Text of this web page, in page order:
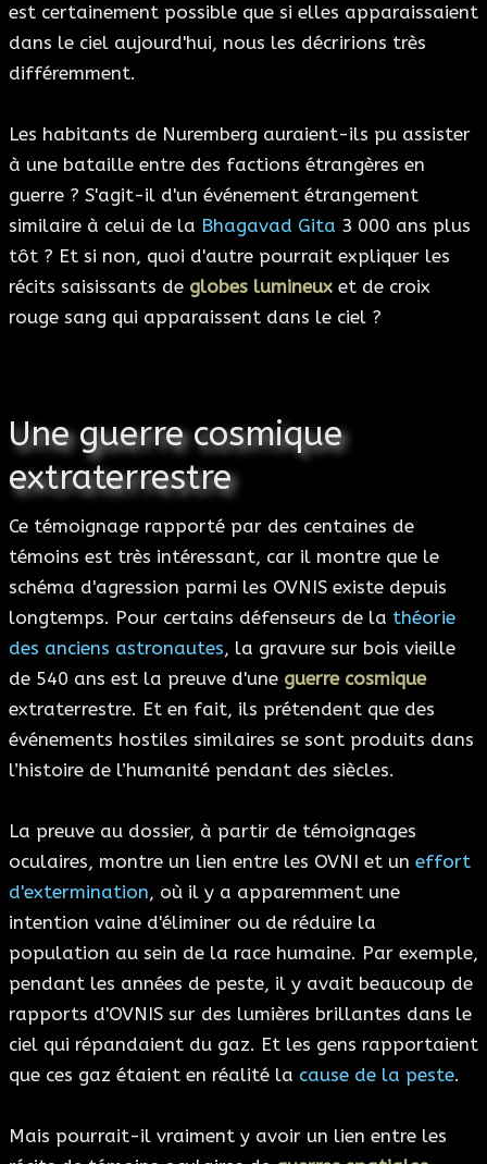
est certainement possible que si elles apparaissaient
dans le ciel aujourd'hui, nous les décririons très
différemment.
Les habitants de Nuremberg auraient-ils pu assister
à une bataille entre des factions étrangères en
guerre ? S'agit-il d'un événement étrangement
similaire à celui de la Bhagavad Gita 3 000 ans plus
tôt ? Et si non, quoi d'autre pourrait expliquer les
récits saisissants de globes lumineux et de croix
rouge sang qui apparaissent dans le ciel ?
Une guerre cosmique
extraterrestre
Ce témoignage rapporté par des centaines de
témoins est très intéressant, car il montre que le
schéma d'agression parmi les OVNIS existe depuis
longtemps. Pour certains défenseurs de la théorie
des anciens astronautes, la gravure sur bois vieille
de 540 ans est la preuve d'une guerre cosmique
extraterrestre. Et en fait, ils prétendent que des
événements hostiles similaires se sont produits dans
l’histoire de l’humanité pendant des siècles.
La preuve au dossier, à partir de témoignages
oculaires, montre un lien entre les OVNI et un effort
d'extermination, où il y a apparemment une
intention vaine d'éliminer ou de réduire la
population au sein de la race humaine. Par exemple,
pendant les années de peste, il y avait beaucoup de
rapports d'OVNIS sur des lumières brillantes dans le
ciel qui répandaient du gaz. Et les gens rapportaient
que ces gaz étaient en réalité la cause de la peste.
Mais pourrait-il vraiment y avoir un lien entre les